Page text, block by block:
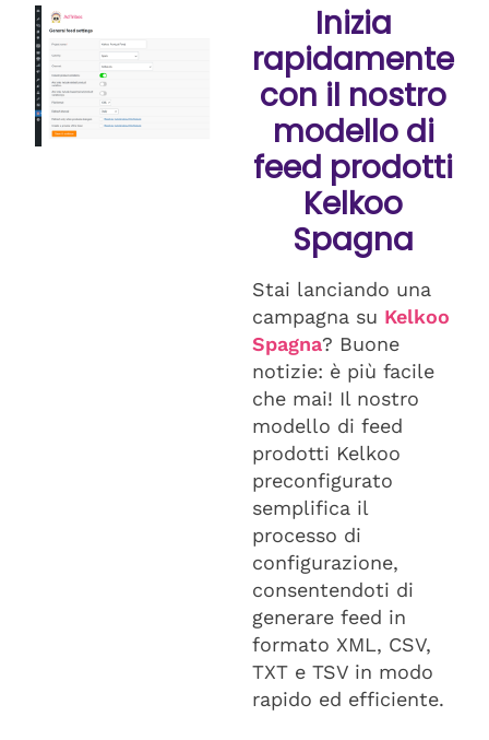
Inizia
rapidamente
con il nostro
modello di
feed prodotti
Kelkoo
Spagna
Stai lanciando una
campagna su Kelkoo
Spagna? Buone
notizie: è più facile
che mai! Il nostro
modello di feed
prodotti Kelkoo
preconfigurato
semplifica il
processo di
configurazione,
consentendoti di
generare feed in
formato XML, CSV,
TXT e TSV in modo
rapido ed efficiente.